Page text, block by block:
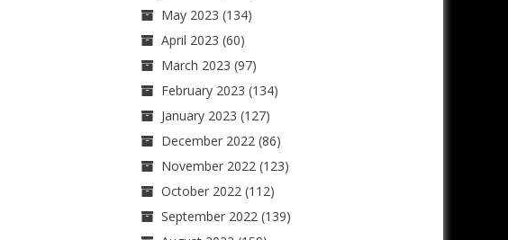
May 2023 (134)
April 2023 (60)
March 2023 (97)
February 2023 (134)
January 2023 (127)
December 2022(86)
November 2022(123)
October 2022(112)
September 2022(139)